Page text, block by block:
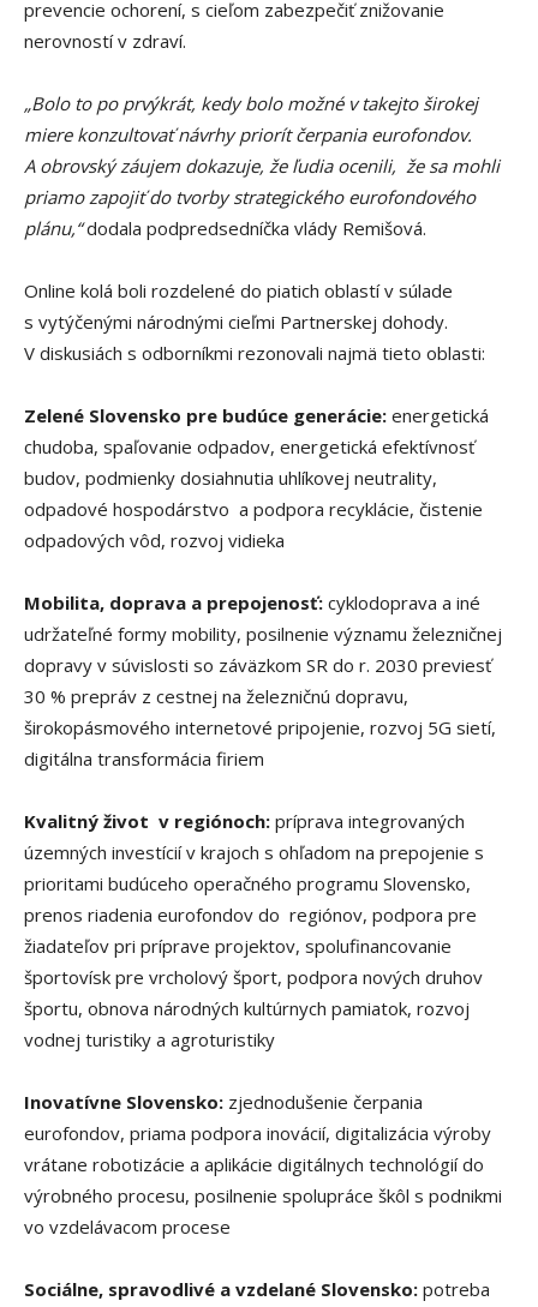
prevencie ochorení, s cieľom zabezpečiť znižovanie
nerovností v zdraví.
„Bolo to po prvýkrát, kedy bolo možné v takejto širokej
miere konzultovať návrhy priorít čerpania eurofondov.
A obrovský záujem dokazuje, že ľudia ocenili, že sa mohli
priamo zapojiť do tvorby strategického eurofondového
plánu,“dodala podpredsedníčka vlády Remišová.
Online kolá boli rozdelené do piatich oblastí v súlade
s vytýčenými národnými cieľmi Partnerskej dohody.
V diskusiách s odborníkmi rezonovali najmä tieto oblasti:
Zelené Slovensko pre budúce generácie: energetická
chudoba, spaľovanie odpadov, energetická efektívnosť
budov, podmienky dosiahnutia uhlíkovej neutrality,
odpadové hospodárstvo a podpora recyklácie, čistenie
odpadových vôd, rozvoj vidieka
Mobilita, doprava a prepojenosť: cyklodoprava a iné
udržateľné formy mobility, posilnenie významu železničnej
dopravy v súvislosti so záväzkom SR do r. 2030 previesť
30 % prepráv z cestnej na železničnú dopravu,
širokopásmového internetové pripojenie, rozvoj 5G sietí,
digitálna transformácia firiem
Kvalitný život v regiónoch: príprava integrovaných
územných investícií v krajoch s ohľadom na prepojenie s
prioritami budúceho operačného programu Slovensko,
prenos riadenia eurofondov do regiónov, podpora pre
žiadateľov pri príprave projektov, spolufinancovanie
športovísk pre vrcholový šport, podpora nových druhov
športu, obnova národných kultúrnych pamiatok, rozvoj
vodnej turistiky a agroturistiky
Inovatívne Slovensko: zjednodušenie čerpania
eurofondov, priama podpora inovácií, digitalizácia výroby
vrátane robotizácie a aplikácie digitálnych technológií do
výrobného procesu, posilnenie spolupráce škôl s podnikmi
vo vzdelávacom procese
Sociálne, spravodlivé a vzdelané Slovensko: potreba